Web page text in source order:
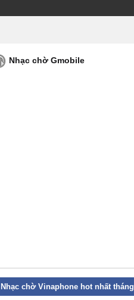
Nhạc chờ Gmobile
Nhạc chờ Vinaphone hot nhất tháng